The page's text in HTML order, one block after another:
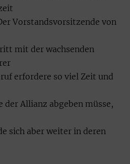
Vorstandsvorsitzende von
mit der wachsenden
erfordere so viel Zeit und
der Allianz abgeben müsse,
sich aber weiter in deren